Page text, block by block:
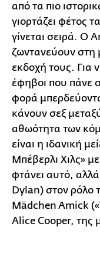
από τα πιο
γιορτάζει φέτος
γίνεται σειρά. Ο
ζωντανεύουν στη
εκδοχή τους. Για
έφηβοι που πάνε
φορά
κάνουν σεξ
αθωότητα των
είναι η ιδανική
Μπέβερλι Χιλς»
φτάνει αυτό,
Dylan) στον ρόλο
Mädchen Amick
Alice Cooper, της